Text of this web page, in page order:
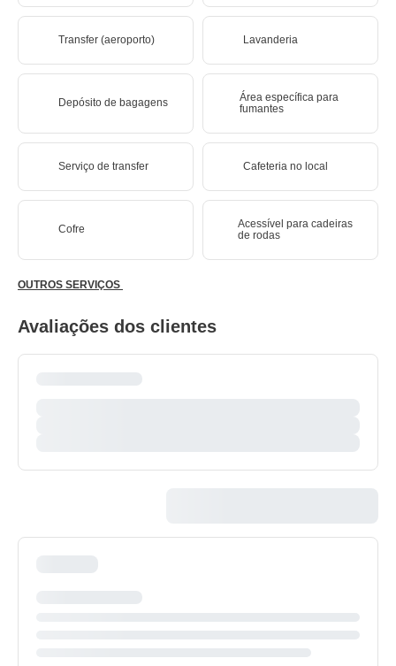
Transfer (aeroporto) Lavanderia
Depósito de bagagens
Área específica para
fumantes
Serviço de transfer Cafeteria no local
Cofre
Acessível para cadeiras
de rodas
OUTROS SERVIÇOS
Avaliações dos clientes